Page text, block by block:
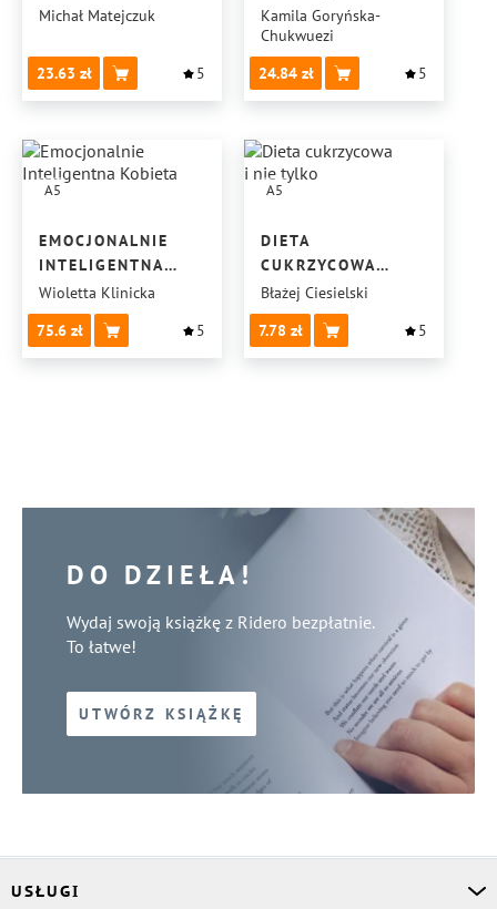
Michał Matejczuk
23.63 5
Kamila Goryńska-
Chukwuezi
24.84
5
A5
EMOCJONALNIE
INTELIGENTNA
KOBIETA
Wioletta Klinicka
75.6
5
A5
DIETA
CUKRZYCOWA
I NIE TYLKO
Błażej Ciesielski
7.78
5
DO DZIEŁA!
Wydaj swoją książkę z Ridero bezpłatnie.
To łatwe!
UTWÓRZ KSIĄŻKĘ
USŁUGI